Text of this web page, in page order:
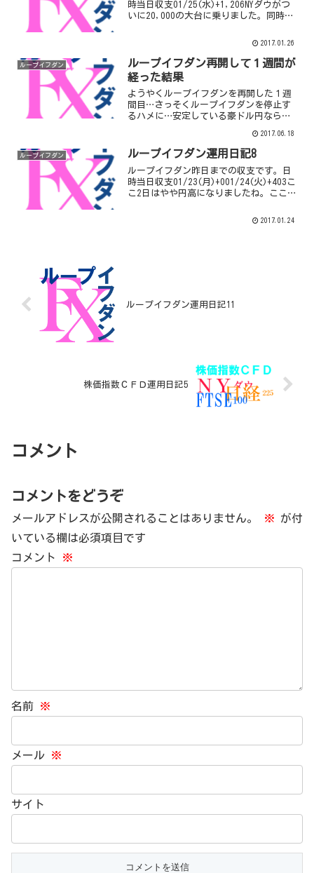
時当日収支01/25(水)+1,206NYダウがつ
いに20,000の大台に乗りました。同時に
慢です。累計確定利益¥ 13,488ＦＸの自
動売買「ループイフダン」を始...
2017.01.26
ループイフダン
ループイフダン再開して１週間が
経った結果
ようやくループイフダンを再開した１週
間目…さっそくループイフダンを停止す
るハメに…安定している豪ドル円なら値
もしばらくは大丈夫だろうと思っていま
したが初めて１週間で２円以上円安に…
資金が１０万円程度なので...
2017.06.18
ループイフダン ループイフダン運用日記8
ループイフダン昨日までの収支です。日
時当日収支01/23(月)+001/24(火)+403こ
こ2日はやや円高になりましたね。ここか
のですが。累計確定利益¥ 12,282ＦＸの
自動売買「ループイフダン」を始...
2017.01.24
ループイフダン運用日記11
株価指数ＣＦＤ運用日記5
コメント
コメントをどうぞ
メールアドレスが公開されることはありません。 ※ が付
いている欄は必須項目です
コメント
※
名前 ※
メール ※
サイト